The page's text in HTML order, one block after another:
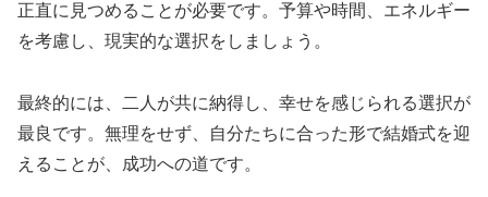
正直に見つめることが必要です。予算や時間、エネルギー
を考慮し、現実的な選択をしましょう。
最終的には、二人が共に納得し、幸せを感じられる選択が
最良です。無理をせず、自分たちに合った形で結婚式を迎
えることが、成功への道です。